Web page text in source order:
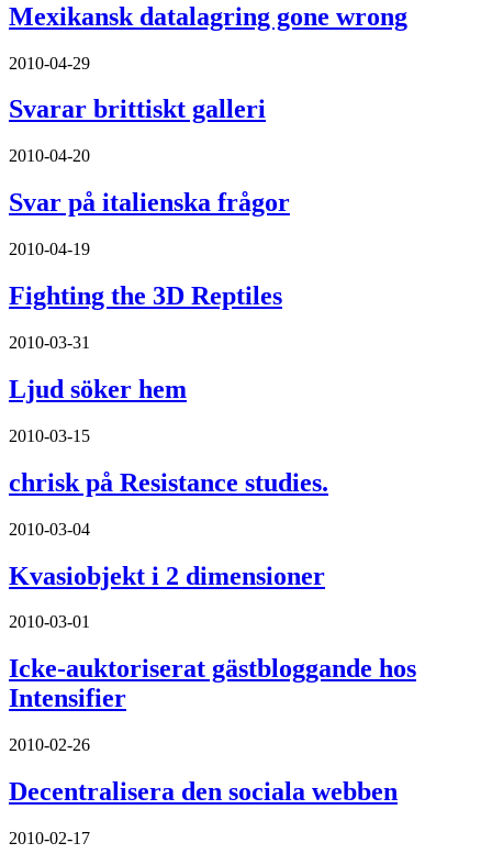
Mexikansk datalagring gone wrong
2010-04-29
Svarar brittiskt galleri
2010-04-20
Svar på italienska frågor
2010-04-19
Fighting the 3D Reptiles
2010-03-31
Ljud söker hem
2010-03-15
chrisk på Resistance studies.
2010-03-04
Kvasiobjekt i 2 dimensioner
2010-03-01
Icke-auktoriserat gästbloggande hos
Intensifier
2010-02-26
Decentralisera den sociala webben
2010-02-17